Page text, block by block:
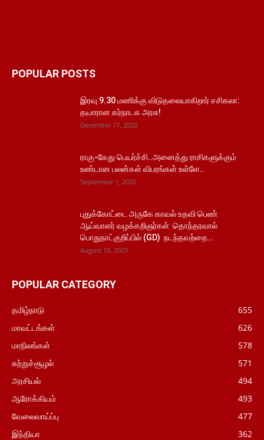
POPULAR POSTS
இரவு 9.30 மணிக்கு விடுதலையாகிறார் சசிகலா:
தயாரான கர்நாடக அரசு!
December 17, 2020
ராகு-கேது பெயர்ச்சி..அனைத்து ராசிகளுக்கும்
உண்டான பலன்கள் விபரங்கள் உள்ளே..
September 1, 2020
புதுக்கோட்டை அருகே காவல் உதவி பெண்
ஆய்வாளர் வழக்கறிஞர்கள் தொந்தரவால்
பொதுநாட்குறிப்பில் (GD) நடந்தவற்றை...
August 10, 2023
POPULAR CATEGORY
தமிழ்நாடு
655
மாவட்டங்கள்
626
மாநிலங்கள்
578
சுற்றுச்சூழல்
571
அரசியல்
494
ஆரோக்கியம்
493
வேலைவாய்ப்பு
477
இந்தியா
362